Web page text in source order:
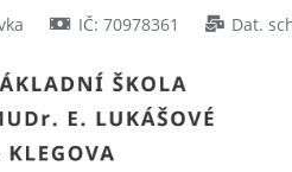
IČ: 70978361 Dat.